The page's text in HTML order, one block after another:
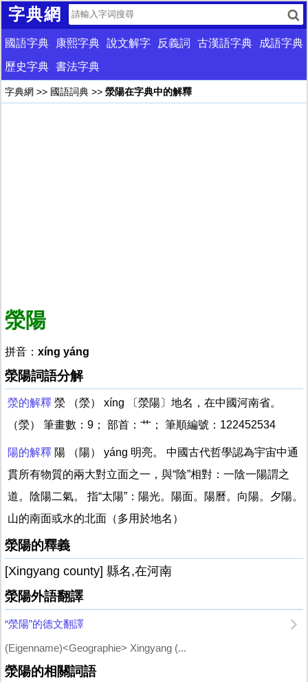
字典網
國語字典 康熙字典 說文解字 反義詞 古漢語字典
成語字典
歷史字典 書法字典
字典網 >> 國語詞典 >> 滎陽在字典中的解釋
滎陽
拼音： xíng yáng
滎陽詞語分解
滎的解釋 滎 （滎） xíng 〔滎陽〕地名，在中國河南省。
（滎） 筆畫數：9； 部首：艹； 筆順編號：122452534
陽的解釋 陽 （陽） yáng 明亮。 中國古代哲學認為宇宙中通
貫所有物質的兩大對立面之一，與“陰”相對：一陰一陽謂之
道。陰陽二氣。 指“太陽”：陽光。陽面。陽曆。向陽。夕陽。
山的南面或水的北面（多用於地名）
滎陽的釋義
[Xingyang county] 縣名,在河南
滎陽外語翻譯
“滎陽”的德文翻譯
(Eigenname)<Geographie> Xingyang (...
滎陽的相關詞語